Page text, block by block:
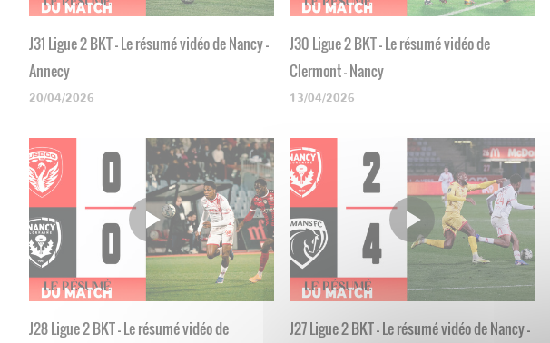
J31 Ligue 2 BKT - Le résumé vidéo de Nancy -
Annecy
20/04/2026
J30 Ligue 2 BKT - Le résumé vidéo de
Clermont - Nancy
13/04/2026
J28 Ligue 2 BKT - Le résumé vidéo de
J27 Ligue 2 BKT - Le résumé vidéo de Nancy -